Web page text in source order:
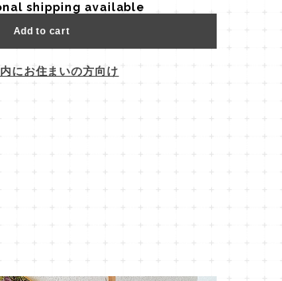
shipping available
Add to cart
にお住まいの方向け